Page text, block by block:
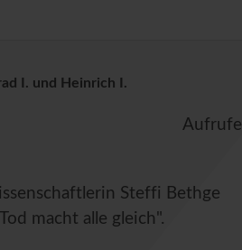
I. und Heinrich I.
Aufrufe
Steffi Bethge
macht alle gleich".